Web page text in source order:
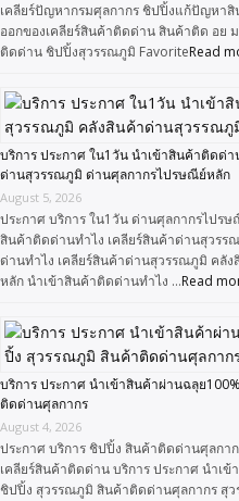
เคลียร์ปัญหากรมศุลกากร ชิปปิ้งแก้ปัญห
ออกของเคลียร์สินค้าติดด่าน สินค้าติด อย
ติดด่าน ชิปปิ้งสุวรรณภูมิ FavoriteRead
บริการ ประกาศ ใน1วัน นำเข้าสินค้าติดด่
ด่านสุวรรณภูมิ ด่านศุลกากรไปรษณีย์หลัก
August 5, 2026
ประกาศ บริการ ใน1วัน ด่านศุลกากรไปร
สินค้าติดด่านทำไง เคลียร์สินค้าด่านสุวรร
ด่านทำไง เคลียร์สินค้าด่านสุวรรณภูมิ คลั
หลัก นำเข้าสินค้าติดด่านทำไง …Read
บริการ ประกาศ นำเข้าสินค้าผ่านฉลุย
ติดด่านศุลกากร
August 4, 2026
ประกาศ บริการ ชิปปิ้ง สินค้าติดด่านศุลกา
เคลียร์สินค้าติดด่าน บริการ ประกาศ นำเ
ชิปปิ้ง สุวรรณภูมิ สินค้าติดด่านศุลกากร สุ